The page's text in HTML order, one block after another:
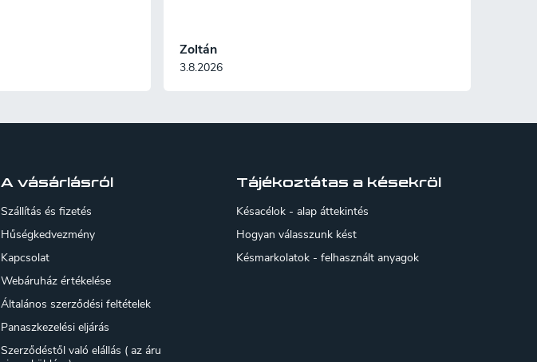
Zoltán
3.8.2026
A vásárlásról
Szállítás és fizetés
Hűségkedvezmény
Kapcsolat
Webáruház értékelése
Általános szerződési feltételek
Panaszkezelési eljárás
Szerződéstől való elállás ( az áru
Tájékoztátas a késekröl
Késacélok - alap áttekintés
Hogyan válasszunk kést
Késmarkolatok - felhasznált anyagok